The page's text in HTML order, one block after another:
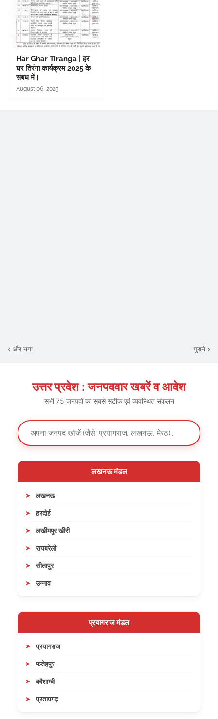
Har Ghar Tiranga | हर
घर तिरंगा कार्यक्रम 2025 के
संबंध में।
August 06, 2025
और नया पुराने
उत्तर प्रदेश : जनपदवार खबरें व आदेश
सभी 75 जनपदों का सबसे सटीक एवं व्यवस्थित संकलन
लखनऊ मंडल
लखनऊ
हरदोई
लखीमपुर खीरी
रायबरेली
सीतापुर
उन्नाव
प्रयागराज मंडल
प्रयागराज
फतेहपुर
कौशाम्बी
प्रतापगढ़